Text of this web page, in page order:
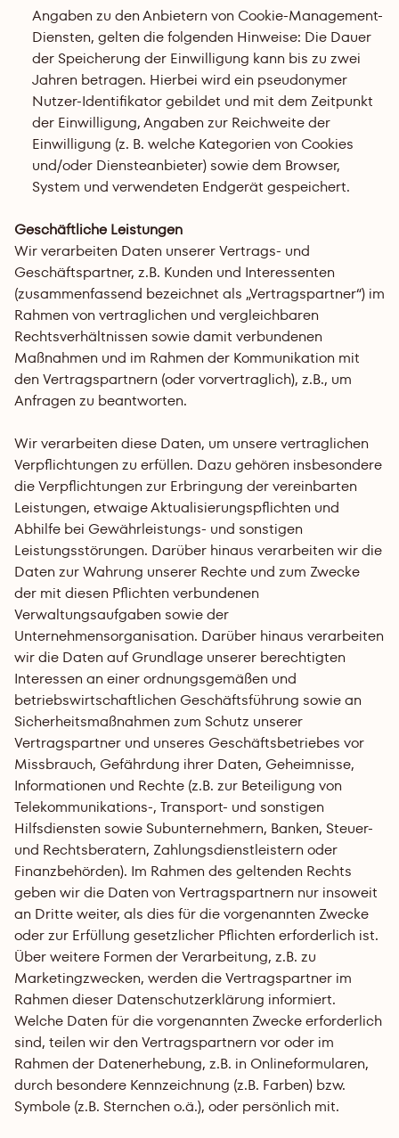
Angaben zu den Anbietern von Cookie-Management-
Diensten, gelten die folgenden Hinweise: Die Dauer
der Speicherung der Einwilligung kann bis zu zwei
Jahren betragen. Hierbei wird ein pseudonymer
Nutzer-Identifikator gebildet und mit dem Zeitpunkt
der Einwilligung, Angaben zur Reichweite der
Einwilligung (z. B. welche Kategorien von Cookies
und/oder Diensteanbieter) sowie dem Browser,
System und verwendeten Endgerät gespeichert.
Geschäftliche Leistungen
Wir verarbeiten Daten unserer Vertrags- und
Geschäftspartner, z.B. Kunden und Interessenten
(zusammenfassend bezeichnet als „Vertragspartner“) im
Rahmen von vertraglichen und vergleichbaren
Rechtsverhältnissen sowie damit verbundenen
Maßnahmen und im Rahmen der Kommunikation mit
den Vertragspartnern (oder vorvertraglich), z.B., um
Anfragen zu beantworten.
Wir verarbeiten diese Daten, um unsere vertraglichen
Verpflichtungen zu erfüllen. Dazu gehören insbesondere
die Verpflichtungen zur Erbringung der vereinbarten
Leistungen, etwaige Aktualisierungspflichten und
Abhilfe bei Gewährleistungs- und sonstigen
Leistungsstörungen. Darüber hinaus verarbeiten wir die
Daten zur Wahrung unserer Rechte und zum Zwecke
der mit diesen Pflichten verbundenen
Verwaltungsaufgaben sowie der
Unternehmensorganisation. Darüber hinaus verarbeiten
wir die Daten auf Grundlage unserer berechtigten
Interessen an einer ordnungsgemäßen und
betriebswirtschaftlichen Geschäftsführung sowie an
Sicherheitsmaßnahmen zum Schutz unserer
Vertragspartner und unseres Geschäftsbetriebes vor
Missbrauch, Gefährdung ihrer Daten, Geheimnisse,
Informationen und Rechte (z.B. zur Beteiligung von
Telekommunikations-, Transport- und sonstigen
Hilfsdiensten sowie Subunternehmern, Banken, Steuer-
und Rechtsberatern, Zahlungsdienstleistern oder
Finanzbehörden). Im Rahmen des geltenden Rechts
geben wir die Daten von Vertragspartnern nur insoweit
an Dritte weiter, als dies für die vorgenannten Zwecke
oder zur Erfüllung gesetzlicher Pflichten erforderlich ist.
Über weitere Formen der Verarbeitung, z.B. zu
Marketingzwecken, werden die Vertragspartner im
Rahmen dieser Datenschutzerklärung informiert.
Welche Daten für die vorgenannten Zwecke erforderlich
sind, teilen wir den Vertragspartnern vor oder im
Rahmen der Datenerhebung, z.B. in Onlineformularen,
durch besondere Kennzeichnung (z.B. Farben) bzw.
Symbole (z.B. Sternchen o.ä.), oder persönlich mit.